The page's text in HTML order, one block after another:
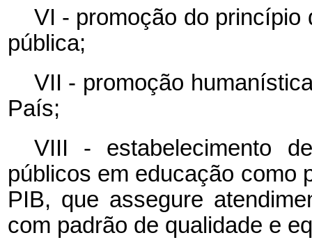
VI - promoção do princípio
pública;
VII - promoção
País;
VIII - estabelecimento
públicos em educação como
PIB, que assegure
com padrão de qualidade e